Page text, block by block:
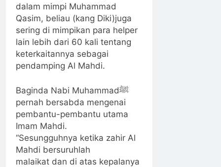
dalam mimpi Muhammad
Qasim, beliau (kang Diki)juga
sering di mimpikan para helper
lain lebih dari 60 kali tentang
keterkaitannya sebagai
pendamping Al Mahdi.
Baginda Nabi Muhammadﷺ
pernah bersabda mengenai
pembantu-pembantu utama
Imam Mahdi.
“Sesungguhnya ketika zahir Al
Mahdi bersuruhlah
malaikat dan di atas kepalanya